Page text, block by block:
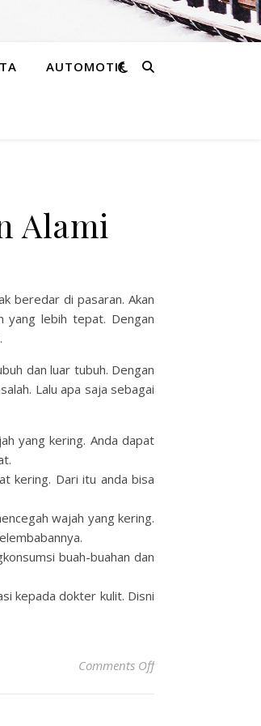
AUTOMOTIF
Alami
beredar di pasaran. Akan
yang lebih tepat. Dengan
dan luar tubuh. Dengan
Lalu apa saja sebagai
yang kering. Anda dapat
kering. Dari itu anda bisa
wajah yang kering.
buah-buahan dan
kepada dokter kulit. Disni
Comments Offon 5 Tips